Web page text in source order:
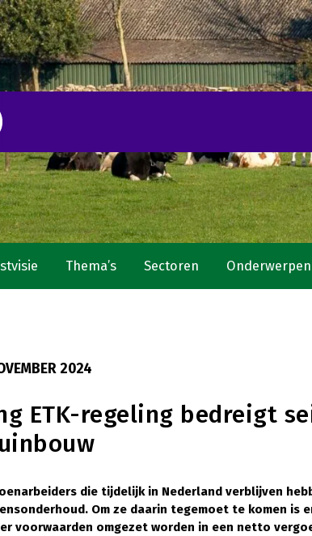
Thema’s Sectoren Onderwerpen
2024
ETK-regeling bedreigt
die tijdelijk in Nederland verblijven
Om ze daarin tegemoet te komen is
voorwaarden omgezet worden in een netto